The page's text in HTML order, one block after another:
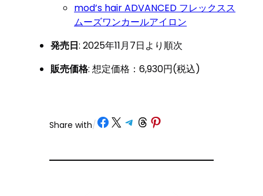
mod’s hair ADVANCED フレックスス
ムーズワンカールアイロン
発売日: 2025年11月7日より順次
販売価格: 想定価格：6,930円(税込)
Share with/ Share on Facebook
Share on X Share on Telegram
Share on Threads
Share on Pinterest